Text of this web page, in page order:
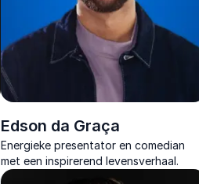
Edson da Graça
Energieke presentator en comedian
met een inspirerend levensverhaal.